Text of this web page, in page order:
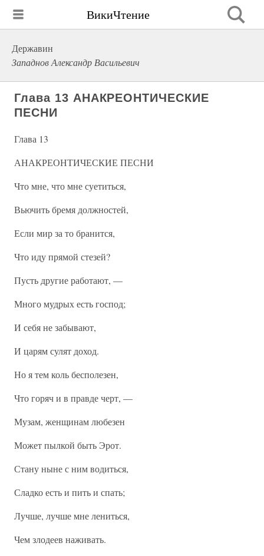
ВикиЧтение
Державин
Западнов Александр Васильевич
Глава 13 АНАКРЕОНТИЧЕСКИЕ
ПЕСНИ
Глава 13
АНАКРЕОНТИЧЕСКИЕ ПЕСНИ
Что мне, что мне суетиться,
Вьючить бремя должностей,
Если мир за то бранится,
Что иду прямой стезей?
Пусть другие работают, —
Много мудрых есть господ;
И себя не забывают,
И царям сулят доход.
Но я тем коль бесполезен,
Что горяч и в правде черт, —
Музам, женщинам любезен
Может пылкой быть Эрот.
Стану ныне с ним водиться,
Сладко есть и пить и спать;
Лучше, лучше мне лениться,
Чем злодеев наживать.